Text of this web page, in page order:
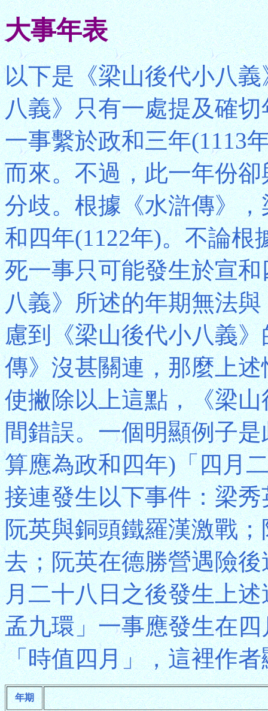
大事年表
以下是《梁山後代小八
八義》只有一處提及確
一事繫於政和三年(1113
而來。不過，此一年份
分歧。根據《水滸傳》
和四年(1122年)。不論根
死一事只可能發生於宣
八義》所述的年期無法
慮到《梁山後代小八義
傳》沒甚關連，那麼上
使撇除以上這點，《梁
間錯誤。一個明顯例子
算應為政和四年)「四月
接連發生以下事件：梁
阮英與銅頭鐵羅漢激戰
去；阮英在德勝營遇險
月二十八日之後發生上
孟九環」一事應發生在
「時值四月」，這裡作
年期